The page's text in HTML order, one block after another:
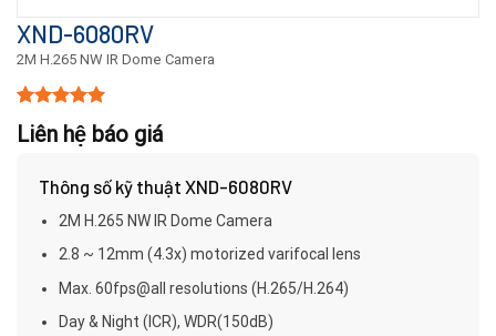
XND-6080RV
2M H.265 NW IR Dome Camera
5.00
trên 5
dựa trên
15
Liên hệ báo giá
Thông số kỹ thuật XND-6080RV
2M H.265 NW IR Dome Camera
2.8 ~ 12mm (4.3x) motorized varifocal lens
Max. 60fps@all resolutions (H.265/H.264)
Day & Night (ICR), WDR(150dB)